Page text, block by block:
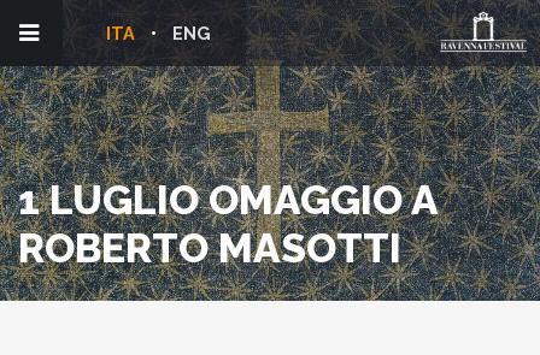
ENG
ITA
1 LUGLIO OMAGGIO A
ROBERTO MASOTTI